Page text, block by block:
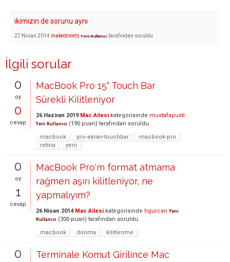
ikimizin de sorunu aynı
27 Nisan 2014 makedonets Yeni Kullanıcı tarafından soruldu
İlgili sorular
0
oy
0
cevap
MacBook Pro 15" Touch Bar
Sürekli Kilitleniyor
26 Haziran 2019 Mac Ailesi kategorisinde mustafapusti
Yeni Kullanıcı (190 puan) tarafından soruldu
macbook
pro-ekran-touchbar
macbook-pro
retina
yeni
0
oy
1
cevap
MacBook Pro'm format atmama
rağmen aşırı kilitleniyor, ne
yapmalıyım?
26 Nisan 2014 Mac Ailesi kategorisinde hgurcan Yeni
Kullanıcı (300 puan) tarafından soruldu
macbook
donma kilitlenme
0
Terminale Komut Girilince Mac